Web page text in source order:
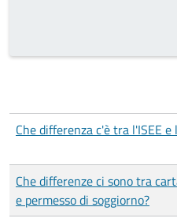
Che differenza c'è tra l'ISEE e
Che differenze ci sono tra
e permesso di soggiorno?